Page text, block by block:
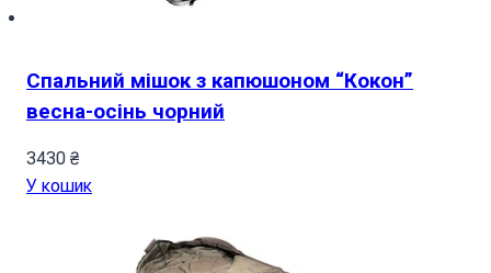
Спальний мішок з капюшоном “Кокон”
весна-осінь чорний
3430 ₴
У кошик